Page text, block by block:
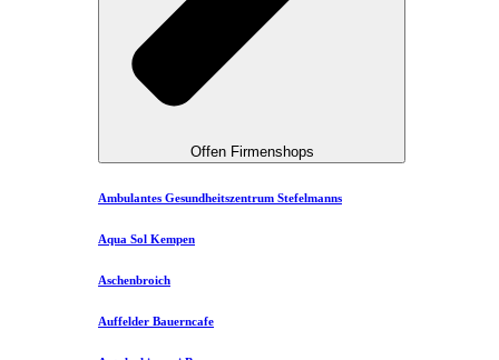
Offen Firmenshops
Ambulantes Gesundheitszentrum Stefelmanns
Aqua Sol Kempen
Aschenbroich
Auffelder Bauerncafe